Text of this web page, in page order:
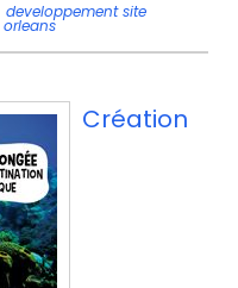
developpement site
orleans
Création